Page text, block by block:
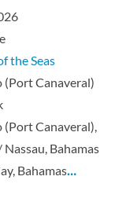
the Seas
(Port Canaveral)
(Port Canaveral),
Bahamas
Bahamas…